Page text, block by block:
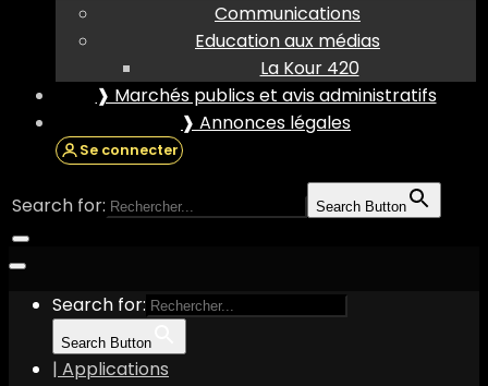
Communications
Education aux médias
La Kour 420
❱ Marchés publics et avis administratifs
❱ Annonces légales
Se connecter
Search for: Search Button
Search for:
Search Button
| Applications